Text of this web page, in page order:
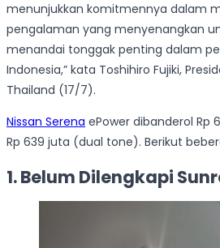
menunjukkan komitmennya dalam
pengalaman yang menyenangkan
menandai tonggak penting dalam
Indonesia,” kata Toshihiro Fujiki,
Thailand (17/7).
Nissan Serena ePower dibanderol Rp
Rp 639 juta (dual tone). Berikut
1. Belum Dilengkapi